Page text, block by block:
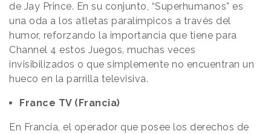
de Jay Prince. En su conjunto, “Superhumanos” es
una oda a los atletas paralímpicos a través del
humor, reforzando la importancia que tiene para
Channel 4 estos Juegos, muchas veces
invisibilizados o que simplemente no encuentran un
hueco en la parrilla televisiva.
France TV (Francia)
En Francia, el operador que posee los derechos de